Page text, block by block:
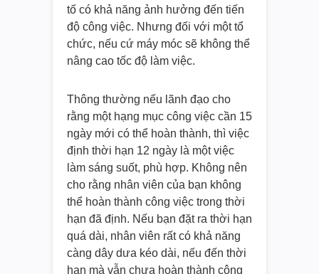
tố có khả năng ảnh hưởng đến tiến
độ công việc. Nhưng đối với một tổ
chức, nếu cứ máy móc sẽ không thể
nâng cao tốc độ làm việc.
Thông thường nếu lãnh đạo cho
rằng một hạng mục công việc cần 15
ngày mới có thể hoàn thành, thì việc
định thời hạn 12 ngày là một việc
làm sáng suốt, phù hợp. Không nên
cho rằng nhân viên của bạn không
thể hoàn thành công việc trong thời
hạn đã định. Nếu bạn đặt ra thời hạn
quá dài, nhân viên rất có khả năng
càng dây dưa kéo dài, nếu đến thời
hạn mà vẫn chưa hoàn thành công